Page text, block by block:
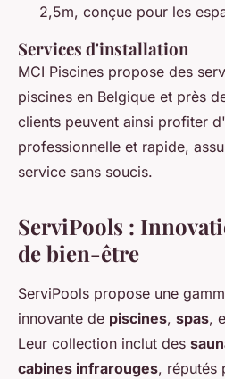
2,5m, conçue pour les
Services d'installation
MCI Piscines propose des
piscines en Belgique et près
clients peuvent ainsi profiter
professionnelle et rapide,
service sans soucis.
ServiPools :
de bien-être
ServiPools propose une
innovante de piscines, spas,
Leur collection inclut des
cabines infrarouges, réputés